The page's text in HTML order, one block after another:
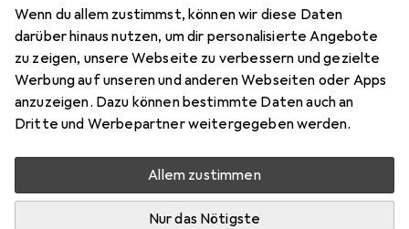
Wenn du allem zustimmst, können wir diese Daten
darüber hinaus nutzen, um dir personalisierte Angebote
zu zeigen, unsere Webseite zu verbessern und gezielte
Werbung auf unseren und anderen Webseiten oder Apps
anzuzeigen. Dazu können bestimmte Daten auch an
Dritte und Werbepartner weitergegeben werden.
Allem zustimmen
Nur das Nötigste
Zubehör für Dublin Venturer RS
III
Hier findest du passendes Zubehör zum Produkt Dublin
Venturer RS III.
Keine Produkte gefunden